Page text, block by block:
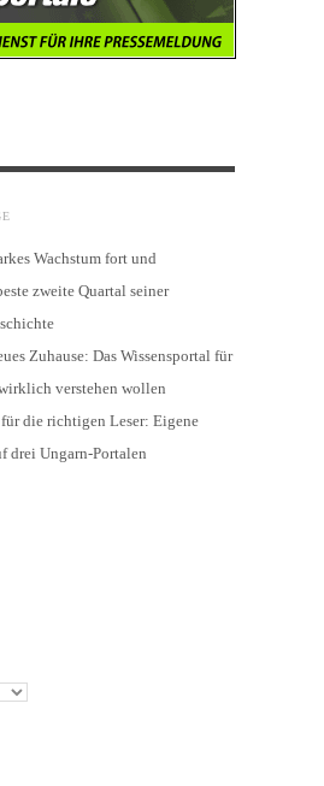
Wachstum fort und
zweite Quartal seiner
Zuhause: Das Wissensportal für
verstehen wollen
die richtigen Leser: Eigene
drei Ungarn-Portalen